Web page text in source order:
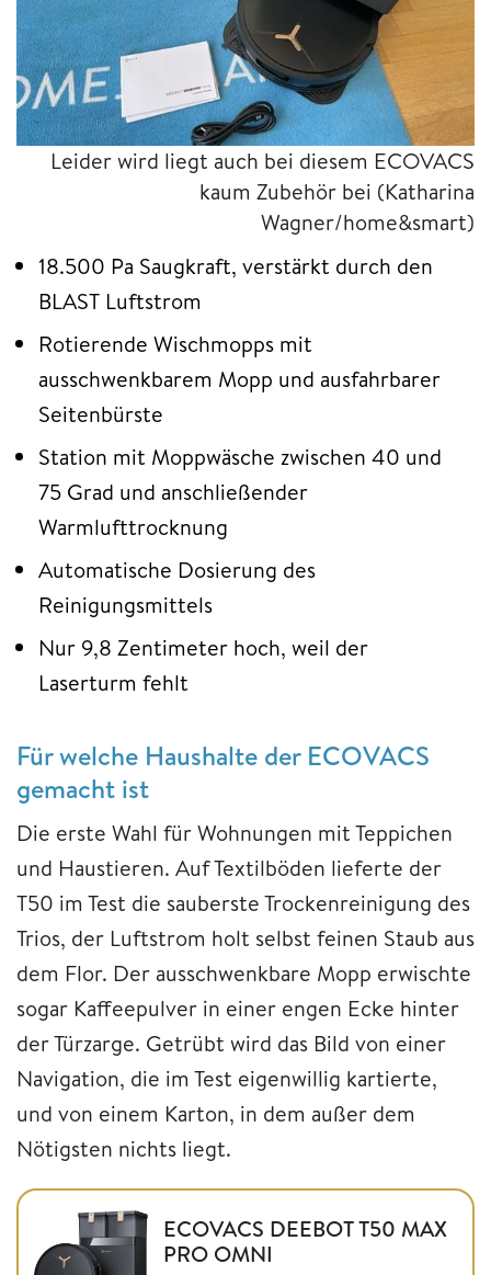
Leider wird liegt auch bei diesem ECOVACS
kaum Zubehör bei (Katharina
Wagner/home&smart)
18.500 Pa Saugkraft, verstärkt durch den
BLAST Luftstrom
Rotierende Wischmopps mit
ausschwenkbarem Mopp und ausfahrbarer
Seitenbürste
Station mit Moppwäsche zwischen 40 und
75 Grad und anschließender
Warmlufttrocknung
Automatische Dosierung des
Reinigungsmittels
Nur 9,8 Zentimeter hoch, weil der
Laserturm fehlt
Für welche Haushalte der ECOVACS
gemacht ist
Die erste Wahl für Wohnungen mit Teppichen
und Haustieren. Auf Textilböden lieferte der
T50 im Test die sauberste Trockenreinigung des
Trios, der Luftstrom holt selbst feinen Staub aus
dem Flor. Der ausschwenkbare Mopp erwischte
sogar Kaffeepulver in einer engen Ecke hinter
der Türzarge. Getrübt wird das Bild von einer
Navigation, die im Test eigenwillig kartierte,
und von einem Karton, in dem außer dem
Nötigsten nichts liegt.
ECOVACS DEEBOT T50 MAX
PRO OMNI